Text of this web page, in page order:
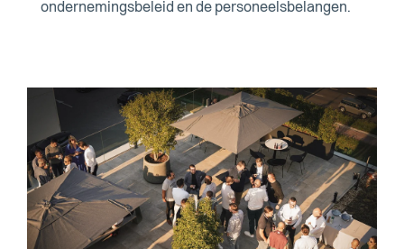
ondernemingsbeleid en de personeelsbelangen.